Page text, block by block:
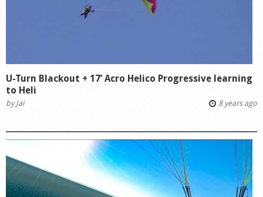
U-Turn Blackout + 17’ Acro Helico Progressive learning
to Heli
byJai 8 years ago